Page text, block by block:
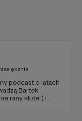
podcast o latach
Bartek
rany kłute") i